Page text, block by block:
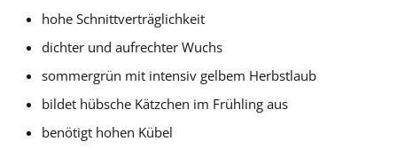
hohe Schnittverträglichkeit
dichter und aufrechter Wuchs
sommergrün mit intensiv gelbem Herbstlaub
bildet hübsche Kätzchen im Frühling aus
benötigt hohen Kübel